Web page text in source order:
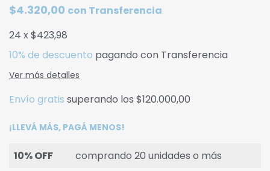
$4.320,00 con Transferencia
24 x$423,98
10% de descuento pagando con Transferencia
Ver más detalles
Envío gratis superando los $120.000,00
¡LLEVÁ MÁS, PAGÁ MENOS!
10% OFF
comprando 20 unidades o más